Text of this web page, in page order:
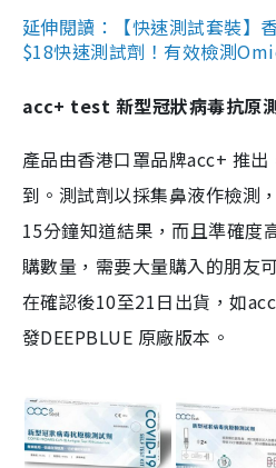
延伸閱讀：【快速測試套裝】
$18快速測試劑！有效檢測
acc+ test 新型冠狀病毒抗原
產品由香港口罩品牌acc+ 推
到。測試劑以採集鼻液作檢測
15分鐘知道結果，而且準確度
購數量，需要大量購入的朋友
在確認後10至21日出貨，如
發DEEPBLUE 原廠版本。